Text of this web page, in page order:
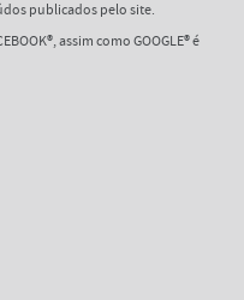
publicados pelo site.
assim como GOOGLE® é